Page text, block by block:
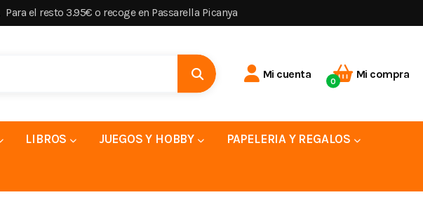
Para el resto 3.95€ o recoge en Passarella Picanya
Mi cuenta Mi compra
0
LIBROS JUEGOS Y HOBBY PAPELERIA Y REGALOS